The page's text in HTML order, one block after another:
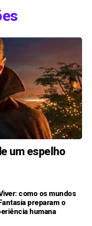
um espelho
como os mundos
preparam o
humana